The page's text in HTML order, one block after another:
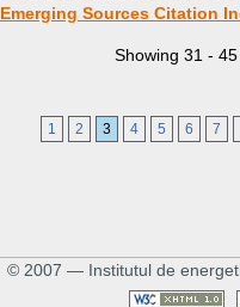
Emerging Sources Citation
Showing 31 - 45
1 2 3 4 5 6 7
© 2007 — Institutul de